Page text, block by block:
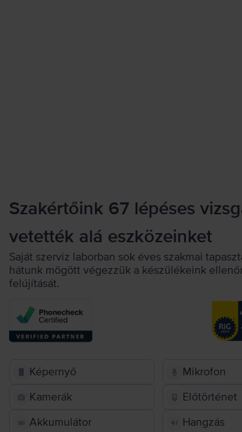
Szakértőink 67 lépéses
vetették alá eszközeinket
Saját szerviz laborban sok éves szakmai
hátunk mögött végezzük a készülékeink
felújítását.
Képernyő
Mikrofon
Kamerák
Előtörténet
Akkumulátor
Hangzás